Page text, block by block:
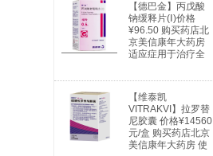
【德巴金】丙戊酸
钠缓释片(Ⅰ)价格
¥96.50 购买药店北
京美信康年大药房
适应症用于治疗全
以及特殊类型的综
合症。全身性癫痫
适用于：失神发
作、肌阵挛发作、
强直阵挛发作、失
张力发作及混合型
发作。部分性癫痫
【维泰凯
VITRAKVI】拉罗替
尼胶囊 价格¥14560
元/盒 购买药店北京
美信康年大药房 使